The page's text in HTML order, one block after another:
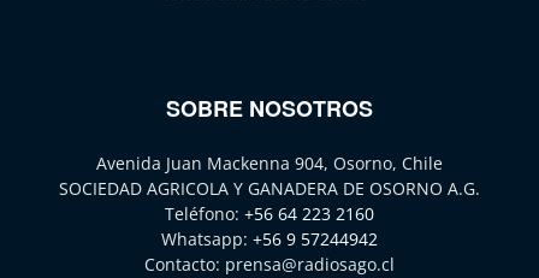
SOBRE NOSOTROS
Avenida Juan Mackenna 904, Osorno, Chile
SOCIEDAD AGRICOLA Y GANADERA DE OSORNO A.G.
Teléfono: +56 64 223 2160
Whatsapp: +56 9 57244942
Contacto: prensa@radiosago.cl